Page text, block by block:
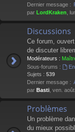
Dernier message :
par LordKraken ,
Discussions
Ce forum,
de discuter
Modérateurs :
Sous-forums :
Sujets : 539
Dernier message :
par Basti , ven.
Problèmes
Un problème
du mieux